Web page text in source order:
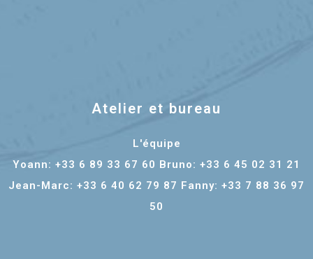
Atelier et bureau
L'équipe
Yoann: +33 6 89 33 67 60 Bruno: +33 6 45 02 31 21
Jean-Marc: +33 6 40 62 79 87 Fanny: +33 7 88 36 97
50